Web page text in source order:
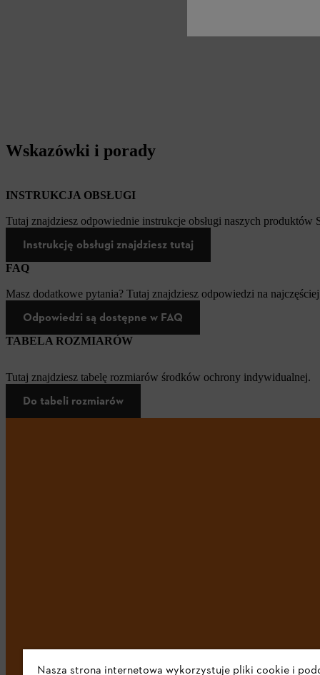
Wskazówki i porady
INSTRUKCJA OBSŁUGI
Tutaj znajdziesz odpowiednie instrukcje obsługi naszych produktów
Instrukcję obsługi znajdziesz tutaj
FAQ
Masz dodatkowe pytania? Tutaj znajdziesz odpowiedzi na
Odpowiedzi są dostępne w FAQ
TABELA ROZMIARÓW
Tutaj znajdziesz tabelę rozmiarów środków ochrony indywidualnej.
Do tabeli rozmiarów
Nasza strona internetowa wykorzystuje pliki cookie i